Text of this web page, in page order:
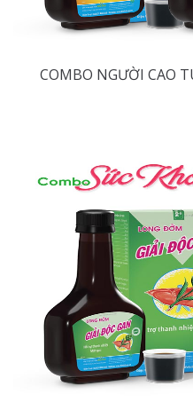
COMBO NGƯỜI CAO